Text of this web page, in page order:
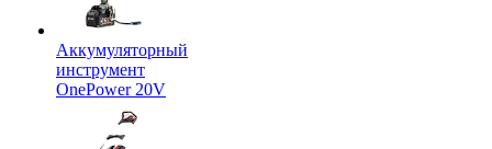
Аккумуляторный
инструмент
OnePower 20V